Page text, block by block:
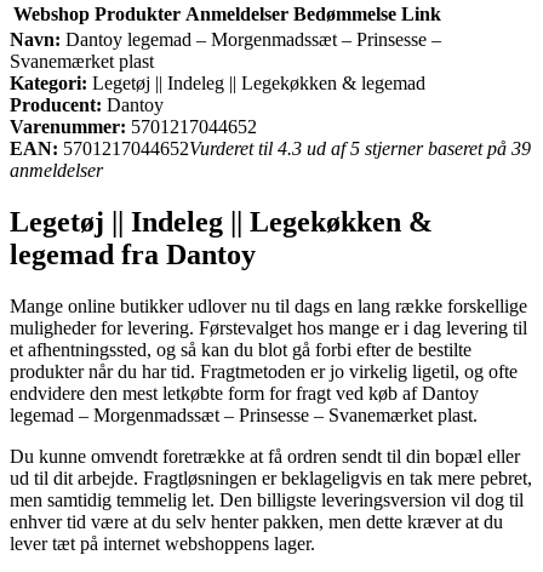
Webshop Produkter Anmeldelser Bedømmelse Link
Navn: Dantoy legemad – Morgenmadssæt – Prinsesse –
Svanemærket plast
Kategori: Legetøj || Indeleg || Legekøkken & legemad
Producent: Dantoy
Varenummer: 5701217044652
EAN: 5701217044652Vurderet til 4.3 ud af 5 stjerner baseret på 39
anmeldelser
Legetøj || Indeleg || Legekøkken &
legemad fra Dantoy
Mange online butikker udlover nu til dags en lang række forskellige
muligheder for levering. Førstevalget hos mange er i dag levering til
et afhentningssted, og så kan du blot gå forbi efter de bestilte
produkter når du har tid. Fragtmetoden er jo virkelig ligetil, og ofte
endvidere den mest letkøbte form for fragt ved køb af Dantoy
legemad – Morgenmadssæt – Prinsesse – Svanemærket plast.
Du kunne omvendt foretrække at få ordren sendt til din bopæl eller
ud til dit arbejde. Fragtløsningen er beklageligvis en tak mere pebret,
men samtidig temmelig let. Den billigste leveringsversion vil dog til
enhver tid være at du selv henter pakken, men dette kræver at du
lever tæt på internet webshoppens lager.